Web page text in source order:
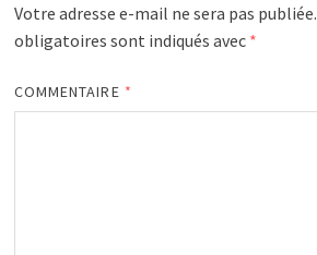
Votre adresse e-mail ne sera pas publiée.
obligatoires sont indiqués avec *
COMMENTAIRE *